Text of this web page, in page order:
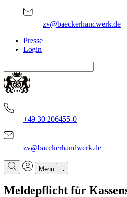
zv@baeckerhandwerk.de
Presse
Login
+49 30 206455-0
zv@baeckerhandwerk.de
Menü
Meldepflicht für